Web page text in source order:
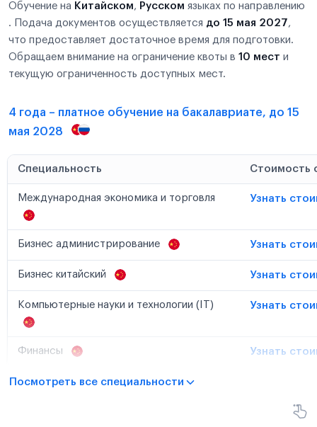
Обучение на Китайском, Русском языках по направлению
. Подача документов осуществляется до 15 мая 2027,
что предоставляет достаточное время для подготовки.
Обращаем внимание на ограничение квоты в 10 мест и
текущую ограниченность доступных мест.
4 года – платное обучение на бакалавриате, до 15
мая 2028
Специальность Стоимость
Международная экономика и торговля Узнать
Бизнес администрирование Узнать
Бизнес китайский Узнать
Компьютерные науки и технологии (IT) Узнать
Финансы Узнать
Посмотреть все специальности